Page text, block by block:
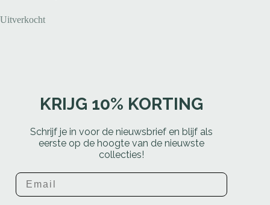
Uitverkocht
KRIJG 10% KORTING
Schrijf je in voor de nieuwsbrief en blijf als
eerste op de hoogte van de nieuwste
collecties!
Email